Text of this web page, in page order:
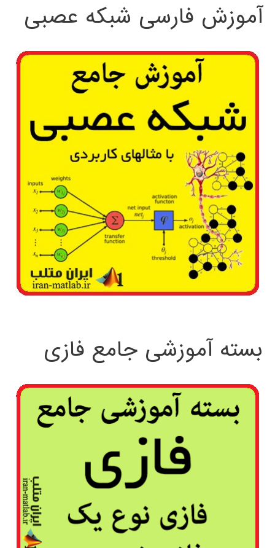
آموزش فارسی شبکه عصبی
بسته آموزشی جامع فازی